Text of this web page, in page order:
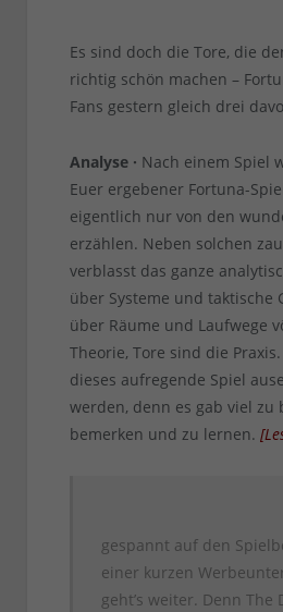
Es sind doch die Tore, die
richtig schön machen –
Fans gestern gleich drei
Analyse · Nach einem Spiel
Euer ergebener Fortuna-
eigentlich nur von den
erzählen. Neben solchen
verblasst das ganze
über Systeme und taktische
über Räume und Laufwege
Theorie, Tore sind die
dieses aufregende Spiel
werden, denn es gab viel zu
bemerken und zu lernen. [
gespannt auf den
einer kurzen
geht’s weiter. Denn The